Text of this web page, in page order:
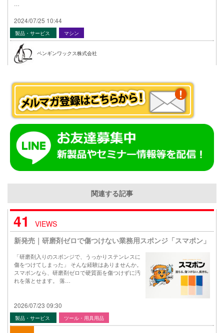
2024/07/25 10:44
製品・サービス マシン
ペンギンワックス株式会社
関連する記事
41
VIEWS
新発売｜研磨剤ゼロで傷つけない業務用スポンジ「スマポン」
「研磨剤入りのスポンジで、うっかりステンレスに
傷をつけてしまった」 そんな経験はありませんか。
スマポンなら、研磨剤ゼロで硬質面を傷つけずに汚
れを落とせます。 落…
2026/07/23 09:30
製品・サービス ツール・用具用品